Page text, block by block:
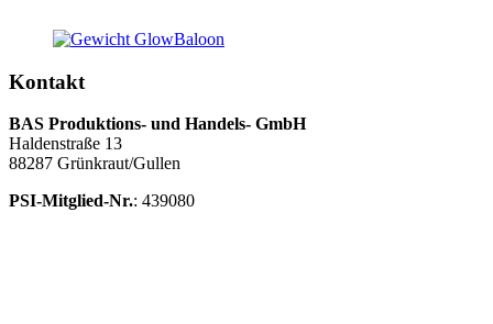
Kontakt
BAS Produktions- und Handels- GmbH
Haldenstraße 13
88287 Grünkraut/Gullen
PSI-Mitglied-Nr.: 439080